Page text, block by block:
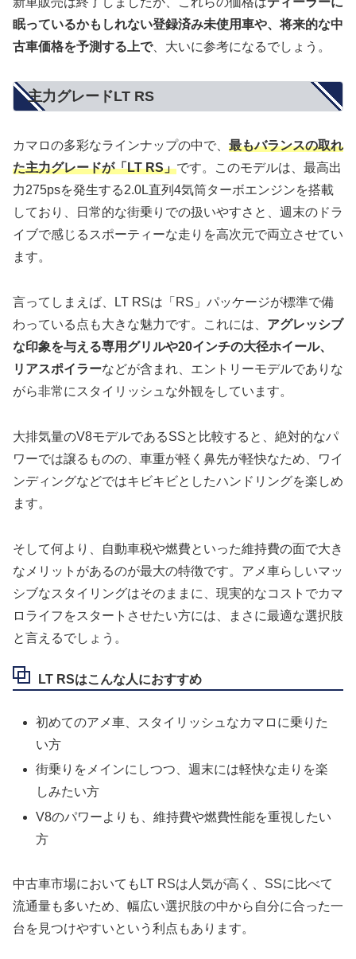
眠っているかもしれない登録済み未使用車や、将来的な中
古車価格を予測する上で、大いに参考になるでしょう。
主力グレードLT RS
カマロの多彩なラインナップの中で、 最もバランスの取れ
た主力グレードが「LT RS」です。このモデルは、最高出
力275psを発生する2.0L直列4気筒ターボエンジンを搭載
しており、日常的な街乗りでの扱いやすさと、週末のドラ
イブで感じるスポーティーな走りを高次元で両立させてい
ます。
言ってしまえば、LT RSは「RS」パッケージが標準で備
わっている点も大きな魅力です。これには、 アグレッシブ
な印象を与える専用グリルや20インチの大径ホイール、
リアスポイラーなどが含まれ、エントリーモデルでありな
がら非常にスタイリッシュな外観をしています。
大排気量のV8モデルであるSSと比較すると、絶対的なパ
ワーでは譲るものの、車重が軽く鼻先が軽快なため、ワイ
ンディングなどではキビキビとしたハンドリングを楽しめ
ます。
そして何より、自動車税や燃費といった維持費の面で大き
なメリットがあるのが最大の特徴です。アメ車らしいマッ
シブなスタイリングはそのままに、現実的なコストでカマ
ロライフをスタートさせたい方には、まさに最適な選択肢
と言えるでしょう。
LT RSはこんな人におすすめ
初めてのアメ車、スタイリッシュなカマロに乗りた
い方
街乗りをメインにしつつ、週末には軽快な走りを楽
しみたい方
V8のパワーよりも、維持費や燃費性能を重視したい
方
中古車市場においてもLT RSは人気が高く、SSに比べて
流通量も多いため、幅広い選択肢の中から自分に合った一
台を見つけやすいという利点もあります。